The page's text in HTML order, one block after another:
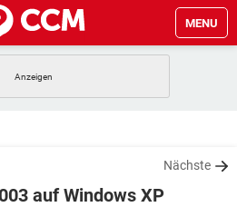
MENU
TIKTOK
STREAMING
Nächste
auf Windows XP